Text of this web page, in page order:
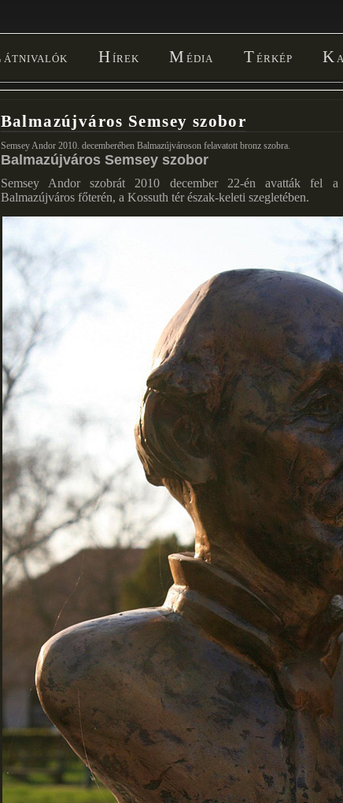
Látnivalók Hírek Média Térkép
Balmazújváros Semsey szobor
Semsey Andor 2010. decemberében Balmazújvároson felavatott bronz szobra.
Balmazújváros Semsey szobor
Semsey Andor szobrát 2010 december 22-én avatták fel a
Balmazújváros főterén, a Kossuth tér észak-keleti szegletében.